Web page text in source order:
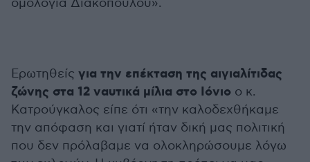
ομολογία Διακόπουλου».
Ερωτηθείς για την επέκταση της αιγιαλίτιδας
ζώνης στα 12 ναυτικά μίλια στο Ιόνιο ο κ.
Κατρούγκαλος είπε ότι «την καλοδεχθήκαμε
την απόφαση και γιατί ήταν δική μας πολιτική
που δεν πρόλαβαμε να ολοκληρώσουμε λόγω